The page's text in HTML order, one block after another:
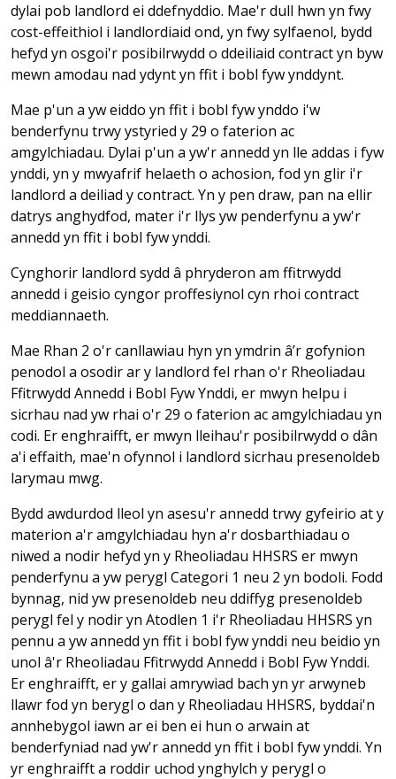
dylai pob landlord ei ddefnyddio. Mae'r dull hwn yn fwy
cost-effeithiol i landlordiaid ond, yn fwy sylfaenol, bydd
hefyd yn osgoi'r posibilrwydd o ddeiliaid contract yn byw
mewn amodau nad ydynt yn ffit i bobl fyw ynddynt.
Mae p'un a yw eiddo yn ffit i bobl fyw ynddo i'w
benderfynu trwy ystyried y 29 o faterion ac
amgylchiadau. Dylai p'un a yw'r annedd yn lle addas i fyw
ynddi, yn y mwyafrif helaeth o achosion, fod yn glir i'r
landlord a deiliad y contract. Yn y pen draw, pan na ellir
datrys anghydfod, mater i'r llys yw penderfynu a yw'r
annedd yn ffit i bobl fyw ynddi.
Cynghorir landlord sydd â phryderon am ffitrwydd
annedd i geisio cyngor proffesiynol cyn rhoi contract
meddiannaeth.
Mae Rhan 2 o'r canllawiau hyn yn ymdrin â’r gofynion
penodol a osodir ar y landlord fel rhan o'r Rheoliadau
Ffitrwydd Annedd i Bobl Fyw Ynddi, er mwyn helpu i
sicrhau nad yw rhai o'r 29 o faterion ac amgylchiadau yn
codi. Er enghraifft, er mwyn lleihau'r posibilrwydd o dân
a'i effaith, mae'n ofynnol i landlord sicrhau presenoldeb
larymau mwg.
Bydd awdurdod lleol yn asesu'r annedd trwy gyfeirio at y
materion a'r amgylchiadau hyn a'r dosbarthiadau o
niwed a nodir hefyd yn y Rheoliadau HHSRS er mwyn
penderfynu a yw perygl Categori 1 neu 2 yn bodoli. Fodd
bynnag, nid yw presenoldeb neu ddiffyg presenoldeb
perygl fel y nodir yn Atodlen 1 i'r Rheoliadau HHSRS yn
pennu a yw annedd yn ffit i bobl fyw ynddi neu beidio yn
unol â'r Rheoliadau Ffitrwydd Annedd i Bobl Fyw Ynddi.
Er enghraifft, er y gallai amrywiad bach yn yr arwyneb
llawr fod yn berygl o dan y Rheoliadau HHSRS, byddai'n
annhebygol iawn ar ei ben ei hun o arwain at
benderfyniad nad yw'r annedd yn ffit i bobl fyw ynddi. Yn
yr enghraifft a roddir uchod ynghylch y perygl o